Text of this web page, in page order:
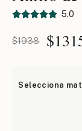
5.0
$1938 $
Selecciona